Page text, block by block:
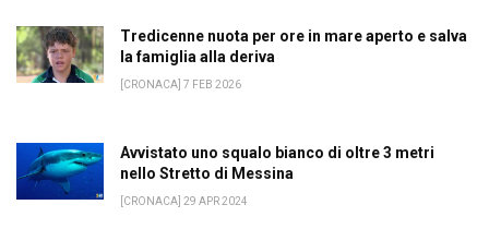
Tredicenne nuota per ore in mare aperto e salva
la famiglia alla deriva
[CRONACA] 7 FEB 2026
Avvistato uno squalo bianco di oltre 3 metri
nello Stretto di Messina
[CRONACA] 29 APR 2024